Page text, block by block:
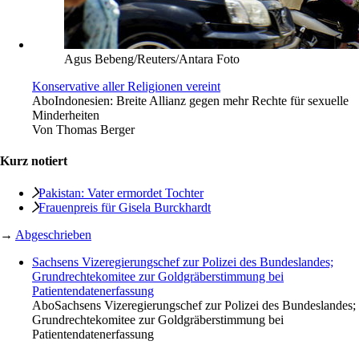
Agus Bebeng/Reuters/Antara Foto
Konservative aller Religionen vereint
AboIndonesien: Breite Allianz gegen mehr Rechte für sexuelle
Minderheiten
Von Thomas Berger
Kurz notiert
Pakistan: Vater ermordet Tochter
Frauenpreis für Gisela Burckhardt
→ Abgeschrieben
Sachsens Vizeregierungschef zur Polizei des Bundeslandes;
Grundrechtekomitee zur Goldgräberstimmung bei
Patientendatenerfassung
AboSachsens Vizeregierungschef zur Polizei des Bundeslandes;
Grundrechtekomitee zur Goldgräberstimmung bei
Patientendatenerfassung